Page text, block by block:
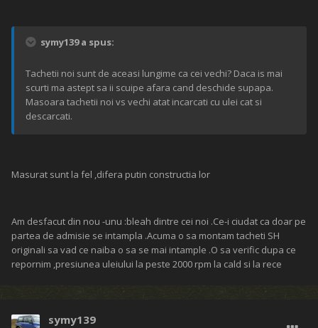
symy139 a spus:
Tachetii noi sunt de aceasi lungime ca cei vechi? Daca is mai
scurti ma astept sa ii scuipe afara cand deschide supapa.
Masoara tachetii noi vs vechi atat incarcati cu ulei cat si
descarcati.
Masurat sunt la fel ,difera putin constructia lor
Am desfacut din nou -unu :bleah dintre cei noi .Ce-i ciudat ca doar pe
partea de admisie se intampla .Acuma o sa montam tacheti SH
originali sa vad ce naiba o sa se mai intample .O sa verific dupa ce
repornim ,presiunea uleiului la peste 2000 rpm la cald si la rece
symy139